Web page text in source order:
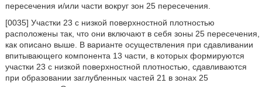
пересечения и/или части вокруг зон 25 пересечения.
[0035] Участки 23 с низкой поверхностной плотностью
расположены так, что они включают в себя зоны 25 пересечения,
как описано выше. В варианте осуществления при сдавливании
впитывающего компонента 13 части, в которых формируются
участки 23 с низкой поверхностной плотностью, сдавливаются
при образовании заглубленных частей 21 в зонах 25